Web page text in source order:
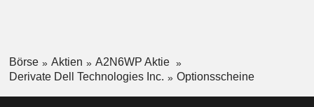
Börse Aktien
A2N6WP Aktie
Derivate Dell Technologies Inc.
Optionsscheine